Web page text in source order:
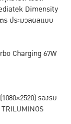
Dimensity
ร ประมวลผลแบบ
Charging 67W
รองรับ